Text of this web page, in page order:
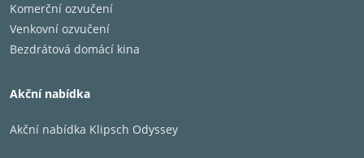
Komerční ozvučení
Venkovní ozvučení
Bezdrátová domácí kina
Akční nabídka
Akční nabídka Klipsch Odyssey